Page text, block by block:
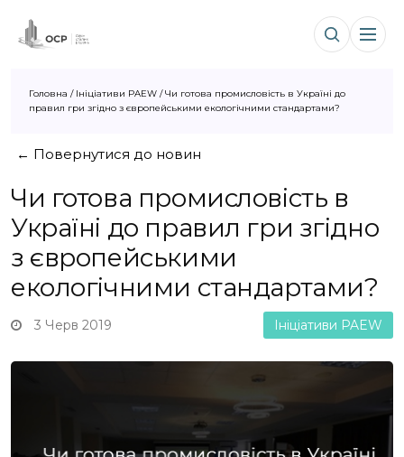
Головна / Ініціативи PAEW /Чи готова промисловість в Україні до
правил гри згідно з європейськими екологічними стандартами?
← Повернутися до новин
3 Черв 2019 Ініціативи PAEW
Чи готова промисловість в
Україні до правил гри згідно
з європейськими
екологічними стандартами?